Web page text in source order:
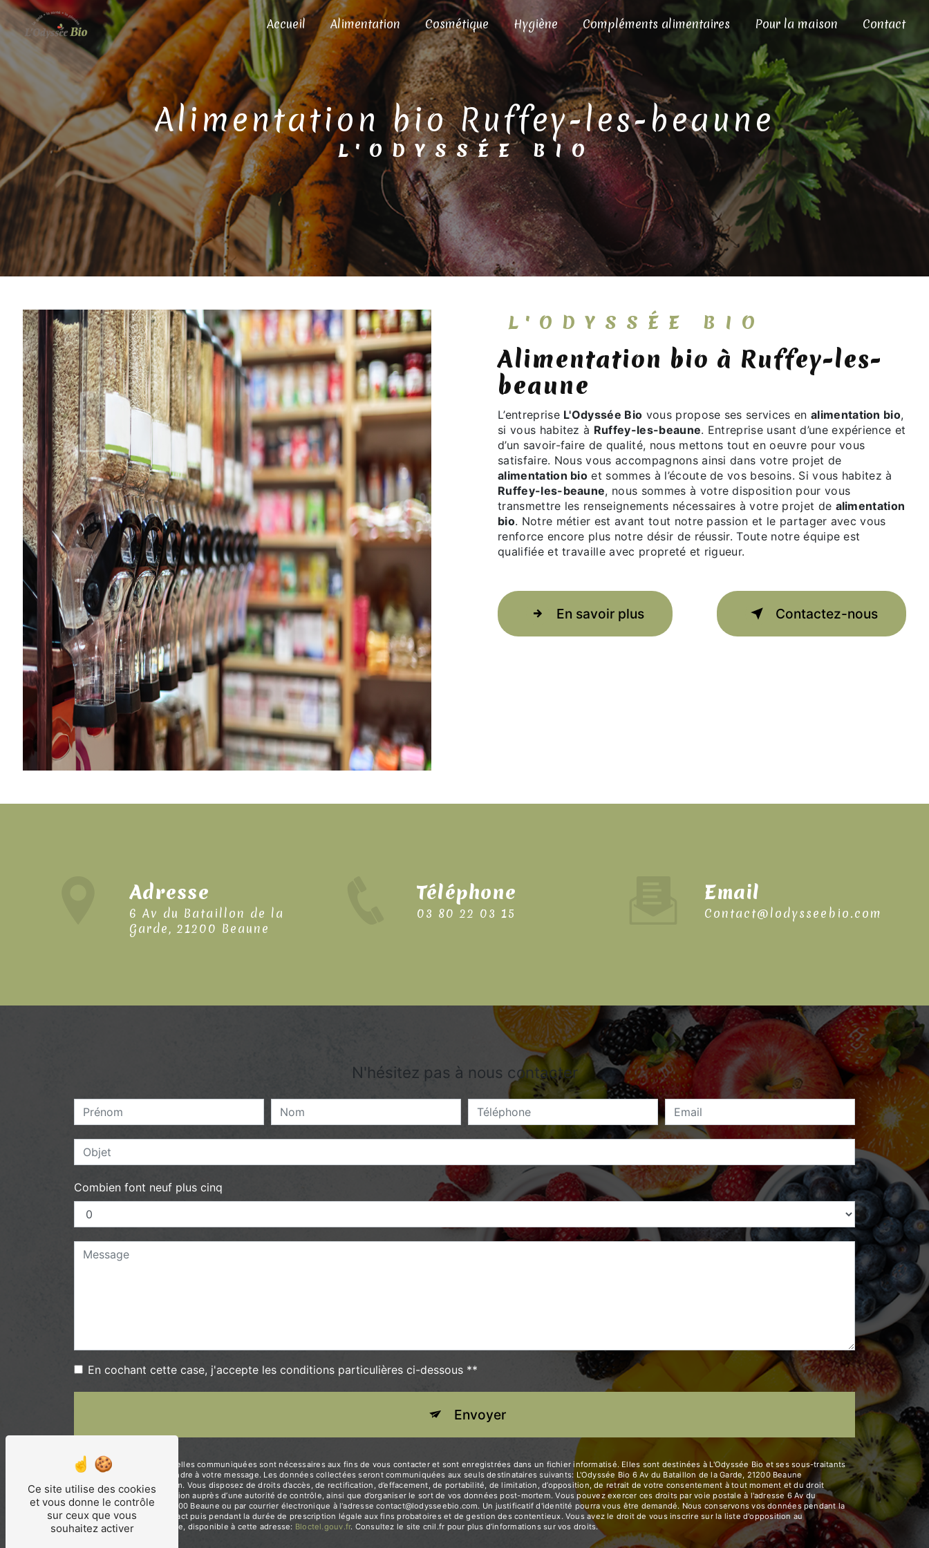
Accueil Alimentation Cosmétique Hygiène Compléments alimentaires Pour la maison Contact
alimentation bio Ruffey-les-beaune
L'ODYSSÉE BIO
L'ODYSSÉE BIO
alimentation bio à Ruffey-les-
beaune
L’entreprise L'Odyssée Bio vous propose ses services en alimentation bio,
si vous habitez à Ruffey-les-beaune. Entreprise usant d’une expérience et
d’un savoir-faire de qualité, nous mettons tout en oeuvre pour vous
satisfaire. Nous vous accompagnons ainsi dans votre projet de
alimentation bio et sommes à l’écoute de vos besoins. Si vous habitez à
Ruffey-les-beaune, nous sommes à votre disposition pour vous
transmettre les renseignements nécessaires à votre projet de alimentation
bio. Notre métier est avant tout notre passion et le partager avec vous
renforce encore plus notre désir de réussir. Toute notre équipe est
qualifiée et travaille avec propreté et rigueur.
En savoir plus Contactez-nous
Adresse
6 Av du Bataillon de la
Garde, 21200 Beaune
Téléphone
03 80 22 03 15
Email
contact@lodysseebio.com
N'hésitez pas à nous contacter
Combien font neuf plus cinq
En cochant cette case, j'accepte les conditions particulières ci-dessous **
Envoyer
** Les données personnelles communiquées sont nécessaires aux fins de vous contacter et sont enregistrées dans un fichier informatisé. Elles sont destinées à L'Odyssée Bio et ses sous-traitants
dans le seul but de répondre à votre message. Les données collectées seront communiquées aux seuls destinataires suivants: L'Odyssée Bio 6 Av du Bataillon de la Garde, 21200 Beaune
contact@lodysseebio.com. Vous disposez de droits d’accès, de rectification, d’effacement, de portabilité, de limitation, d’opposition, de retrait de votre consentement à tout moment et du droit
d’introduire une réclamation auprès d’une autorité de contrôle, ainsi que d’organiser le sort de vos données post-mortem. Vous pouvez exercer ces droits par voie postale à l'adresse 6 Av du
Bataillon de la Garde, 21200 Beaune ou par courrier électronique à l'adresse contact@lodysseebio.com. Un justificatif d'identité pourra vous être demandé. Nous conservons vos données pendant la
période de prise de contact puis pendant la durée de prescription légale aux fins probatoires et de gestion des contentieux. Vous avez le droit de vous inscrire sur la liste d'opposition au
démarchage téléphonique, disponible à cette adresse:
Bloctel.gouv.fr. Consultez le site cnil.fr pour plus d’informations sur vos droits.
Panneau de gestion des cookies
Ce site utilise des cookies
et vous donne le contrôle
sur ceux que vous
souhaitez activer